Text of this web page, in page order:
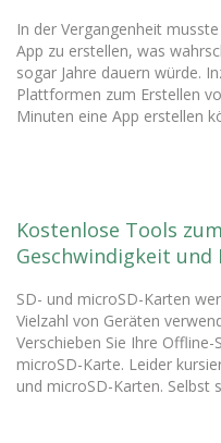
In der Vergangenheit
App zu erstellen, was
sogar Jahre dauern würde.
Plattformen zum Erstellen
Minuten eine App erstellen
Kostenlose Tools
Geschwindigkeit und
SD- und microSD-Karten
Vielzahl von Geräten
Verschieben Sie Ihre
microSD-Karte. Leider
und microSD-Karten. Selbst